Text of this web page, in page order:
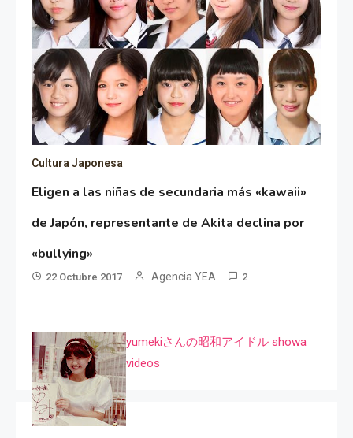
Cultura Japonesa
Eligen a las niñas de secundaria más «kawaii»
de Japón, representante de Akita declina por
«bullying»
22 Octubre 2017 Agencia YEA 2
yumekiさんの昭和アイドル showa
videos